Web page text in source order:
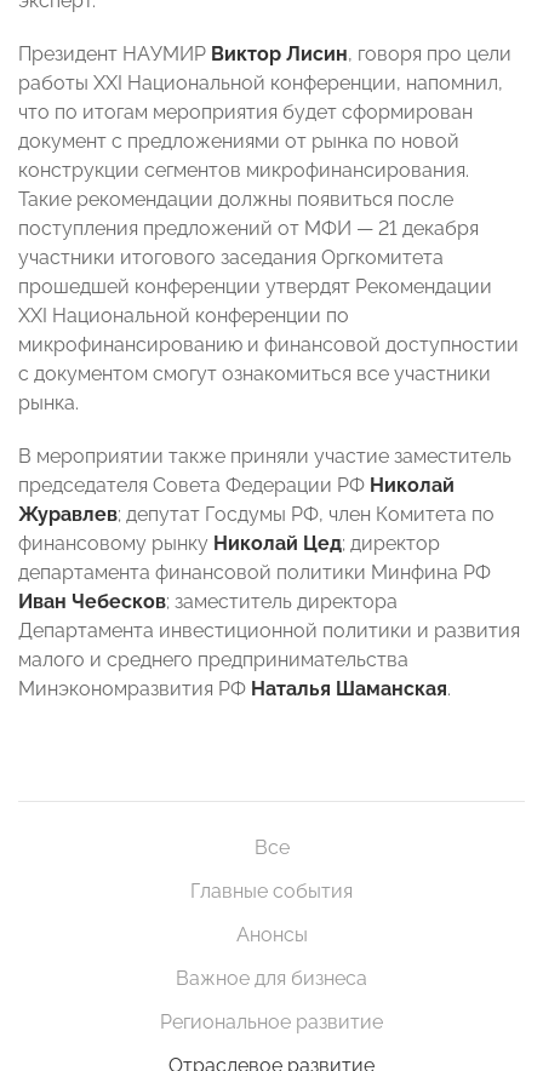
Президент НАУМИР Виктор Лисин, говоря про цели
работы XXI Национальной конференции, напомнил,
что по итогам мероприятия будет сформирован
документ с предложениями от рынка по новой
конструкции сегментов микрофинансирования.
Такие рекомендации должны появиться после
поступления предложений от МФИ — 21 декабря
участники итогового заседания Оргкомитета
прошедшей конференции утвердят Рекомендации
XXI Национальной конференции по
микрофинансированию и финансовой доступностии
с документом смогут ознакомиться все участники
рынка.
В мероприятии также приняли участие заместитель
председателя Совета Федерации РФ Николай
Журавлев; депутат Госдумы РФ, член Комитета по
финансовому рынку Николай Цед; директор
департамента финансовой политики Минфина РФ
Иван Чебесков; заместитель директора
Департамента инвестиционной политики и развития
малого и среднего предпринимательства
Минэкономразвития РФ Наталья Шаманская.
Все
Главные события
Анонсы
Важное для бизнеса
Региональное развитие
Отраслевое развитие